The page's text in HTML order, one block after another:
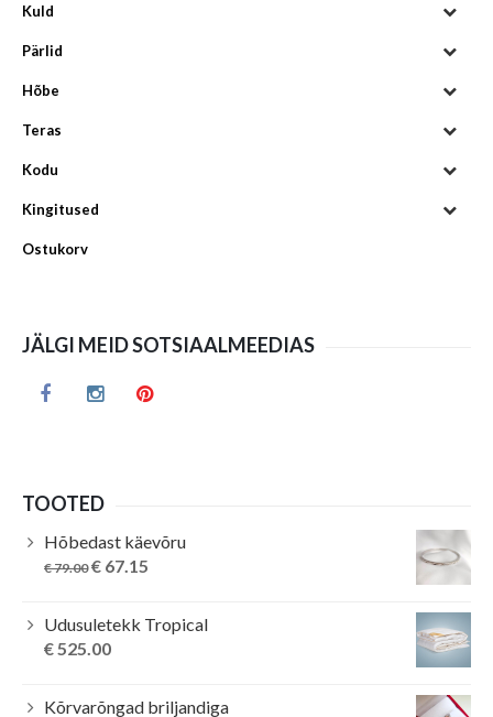
Kuld
Pärlid
Hõbe
Teras
Kodu
Kingitused
Ostukorv
JÄLGI MEID SOTSIAALMEEDIAS
TOOTED
Hõbedast käevõru
€79.00 Original
€ 79.00.
€ 67.15
€ 67.15.
Udusuletekk Tropical
€525.00
Kõrvarõngad briljandiga